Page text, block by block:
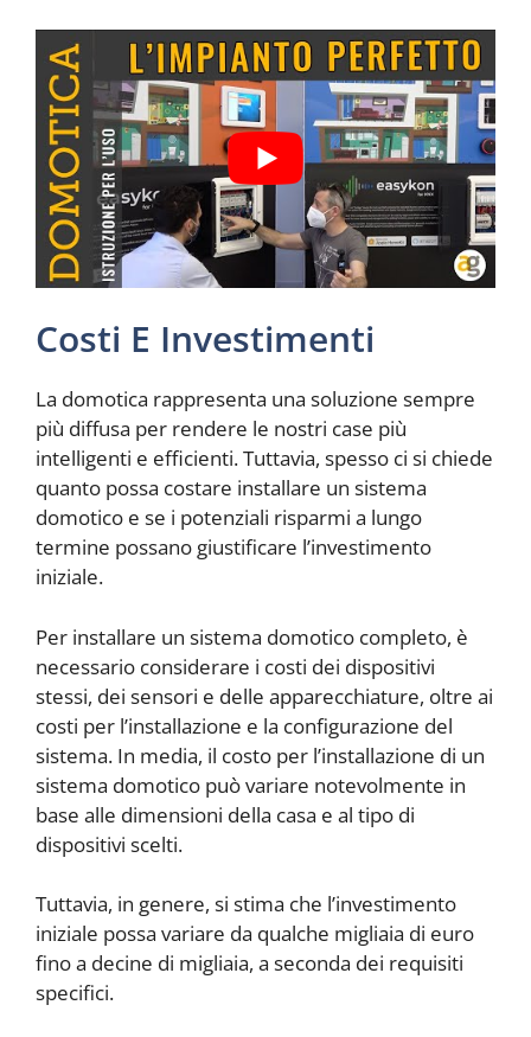
Costi E Investimenti
La domotica rappresenta una soluzione sempre
più diffusa per rendere le nostri case più
intelligenti e efficienti. Tuttavia, spesso ci si chiede
quanto possa costare installare un sistema
domotico e se i potenziali risparmi a lungo
termine possano giustificare l’investimento
iniziale.
Per installare un sistema domotico completo, è
necessario considerare i costi dei dispositivi
stessi, dei sensori e delle apparecchiature, oltre ai
costi per l’installazione e la configurazione del
sistema. In media, il costo per l’installazione di un
sistema domotico può variare notevolmente in
base alle dimensioni della casa e al tipo di
dispositivi scelti.
Tuttavia, in genere, si stima che l’investimento
iniziale possa variare da qualche migliaia di euro
fino a decine di migliaia, a seconda dei requisiti
specifici.